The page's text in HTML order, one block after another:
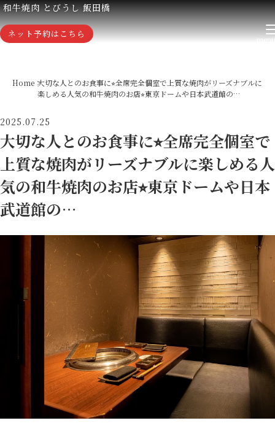
和牛焼肉 とびうし 飯田橋
ネット予約はこちら
Home 大切な人とのお食事に⭐︎全席完全個室で上質な焼肉がリーズナブルに
楽しめる人気の和牛焼肉のお店⭐︎東京ドームや日本武道館の…
2025.07.25
大切な人とのお食事に⭐︎全席完全個室で
上質な焼肉がリーズナブルに楽しめる人
気の和牛焼肉のお店⭐︎東京ドームや日本
武道館の…